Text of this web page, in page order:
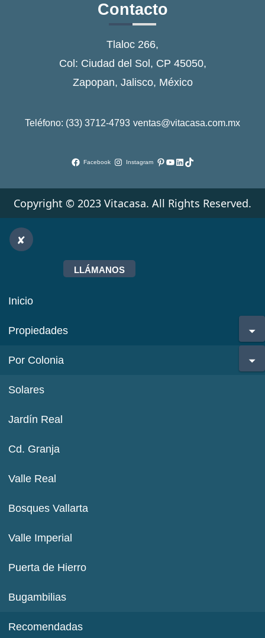
Contacto
Tlaloc 266,
Col: Ciudad del Sol, CP 45050,
Zapopan, Jalisco, México
Teléfono: (33) 3712-4793 ventas@vitacasa.com.mx
Facebook Instagram Pinterest
YouTube
LinkedIn
TikTok
Copyright © 2023 Vitacasa. All Rights Reserved.
LLÁMANOS
Inicio
Propiedades
Por Colonia
Solares
Jardín Real
Cd. Granja
Valle Real
Bosques Vallarta
Valle Imperial
Puerta de Hierro
Bugambilias
Recomendadas